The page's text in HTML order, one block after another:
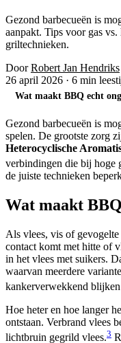
Gezond barbecueën is
aanpakt. Tips voor gas
griltechnieken.
DoorRobert Jan Hendriks
26 april 2026 · 6 min
Wat maakt BBQ echt
Gezond barbecueën is
spelen. De grootste zorg
Heterocyclische
verbindingen die bij hoge
de juiste technieken
Wat maakt
Als vlees, vis of
contact komt met hitte of
in het vlees met suikers.
waarvan meerdere
kankerverwekkend
Hoe heter en hoe langer
ontstaan. Verbrand vlees
lichtbruin gegrild vlees.3